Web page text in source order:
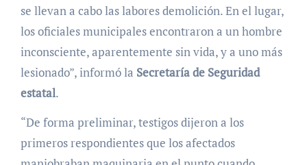
se llevan a cabo las labores demolición. En el lugar,
los oficiales municipales encontraron a un hombre
inconsciente, aparentemente sin vida, y a uno más
lesionado”, informó la Secretaría de Seguridad
estatal.
“De forma preliminar, testigos dijeron a los
primeros respondientes que los afectados